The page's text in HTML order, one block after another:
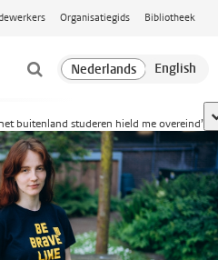
Organisatiegids Bibliotheek
buitenland studeren hield me overeind’